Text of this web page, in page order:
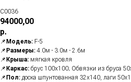
C0036
94000,00
р.
📌Модель: F-5
📌Размеры: 4.0м - 3.0м - 2.6м
📌Крыша: мягкая кровля
📌Каркас: брус 100х100; Обвязки из бруса
📌Пол: доска шпунтованная 32х140, лаги